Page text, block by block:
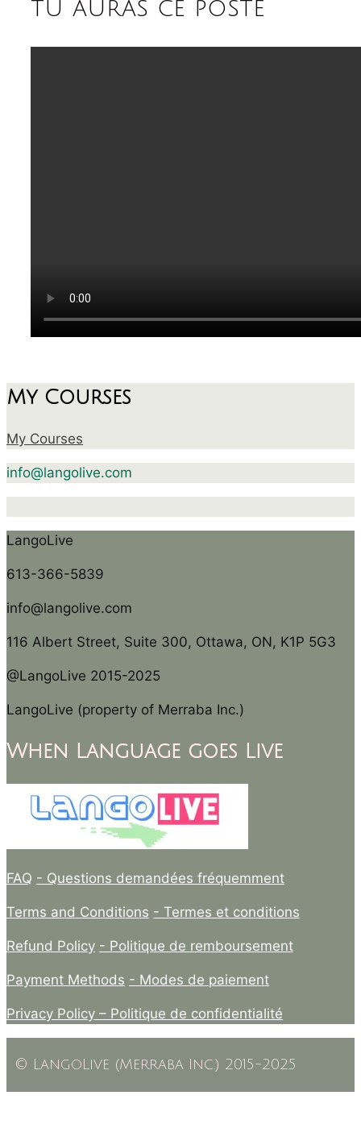
tu auras ce poste
My Courses
My Courses
info@langolive.com
LangoLive
613-366-5839
info@langolive.com
116 Albert Street, Suite 300, Ottawa, ON, K1P 5G3
@LangoLive 2015-2025
LangoLive (property of Merraba Inc.)
When Language goes Live
FAQ - Questions demandées fréquemment
Terms and Conditions - Termes et conditions
Refund Policy - Politique de remboursement
Payment Methods - Modes de paiement
Privacy Policy – Politique de confidentialité
© LangoLive (Merraba Inc.) 2015-2025